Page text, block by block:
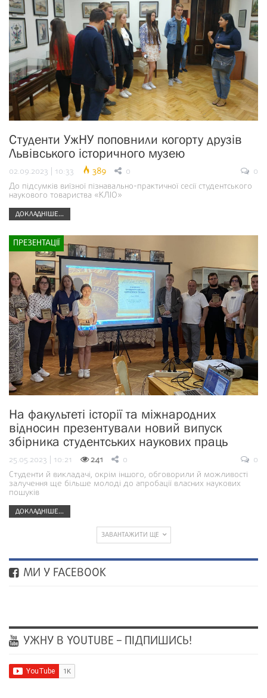
Студенти УжНУ поповнили когорту друзів
Львівського історичного музею
02.09.2023 | 10:33 389 0
0
До підсумків виїзної пізнавально-практичної сесії студентського
наукового товариства «КЛІО»
ДОКЛАДНІШЕ...
ПРЕЗЕНТАЦІЇ
На факультеті історії та міжнародних
відносин презентували новий випуск
збірника студентських наукових праць
25.05.2023 | 10:21 241 0
0
Студенти й викладачі, окрім іншого, обговорили й можливості
залучення ще більше молоді до апробації власних наукових
пошуків
ДОКЛАДНІШЕ...
ЗАВАНТАЖИТИ ЩЕ
МИ У FACEBOOK
УЖНУ В YOUTUBE – ПІДПИШИСЬ!